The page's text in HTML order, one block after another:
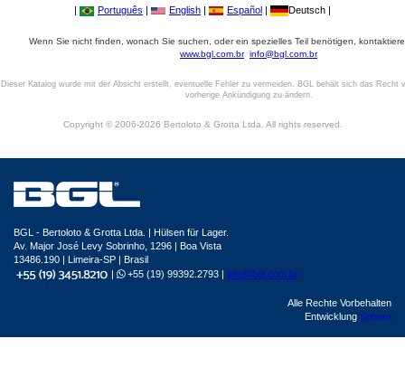
| Português | English | Español | Deutsch |
Wenn Sie nicht finden, wonach Sie suchen, oder ein spezielles Teil benötigen,
www.bgl.com.br info@bgl.com.br
Dieser Katalog wurde mit der Absicht erstellt, eventuelle Fehler zu vermeiden. BGL behält sich das Recht
vorherige Ankündigung zu ändern.
Copyright © 2006-2026 Bertoloto & Grotta Ltda. All rights reserved.
BGL - Bertoloto & Grotta Ltda. | Hülsen für Lager.
Av. Major José Levy Sobrinho, 1296 | Boa Vista
13486.190 | Limeira-SP | Brasil
|
+55 (19) 99392.2793 | info@bgl.com.br
Alle Rechte Vorbehalten
Entwicklung Sphera